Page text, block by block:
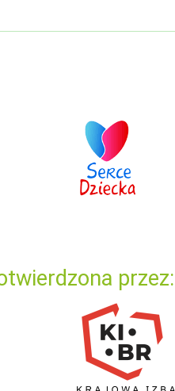
przez: